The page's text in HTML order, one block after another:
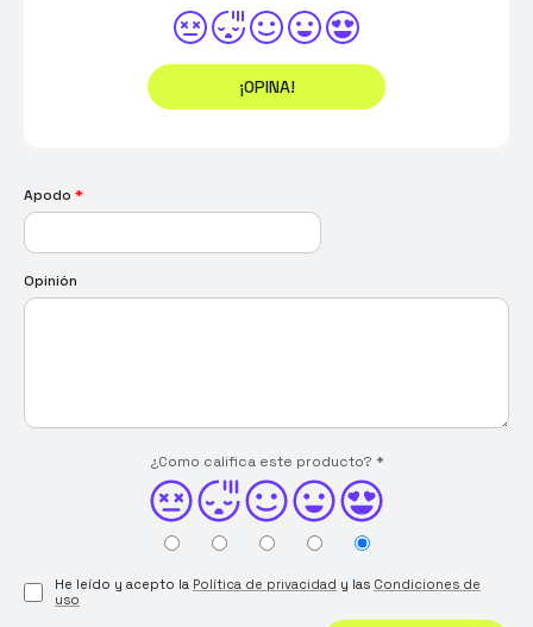
¡OPINA!
Apodo *
Opinión
¿Como califica este producto? *
He leído y acepto la Política de privacidad y las Condiciones de
uso